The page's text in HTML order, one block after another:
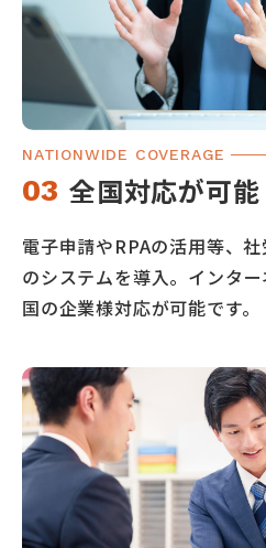
NATIONWIDE COVERAGE
03 全国対応が可能
電子申請やRPAの活用等、
のシステムを導入。インタ
国の企業様対応が可能です。